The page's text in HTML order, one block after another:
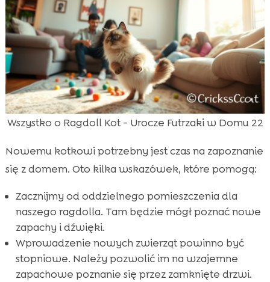
Wszystko o Ragdoll Kot - Urocze Futrzaki w Domu 22
Nowemu kotkowi potrzebny jest czas na zapoznanie
się z domem. Oto kilka wskazówek, które pomogą:
Zacznijmy od oddzielnego pomieszczenia dla
naszego ragdolla. Tam będzie mógł poznać nowe
zapachy i dźwięki.
Wprowadzenie nowych zwierząt powinno być
stopniowe. Należy pozwolić im na wzajemne
zapachowe poznanie się przez zamknięte drzwi.